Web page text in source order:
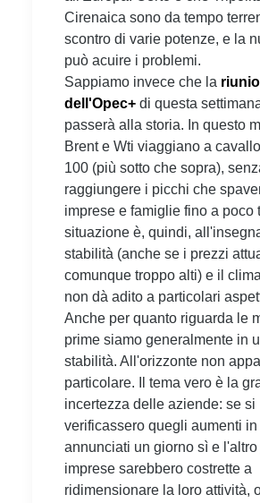
Cirenaica sono da tempo
scontro di varie potenze, e la
può acuire i problemi.
Sappiamo invece che la
dell'Opec+ di questa
passerà alla storia. In questo
Brent e Wti viaggiano a
100 (più sotto che sopra),
raggiungere i picchi che
imprese e famiglie fino a poco
situazione è, quindi,
stabilità (anche se i prezzi
comunque troppo alti) e il
non dà adito a particolari
Anche per quanto riguarda le
prime siamo generalmente in
stabilità. All'orizzonte non
particolare. Il tema vero è la
incertezza delle aziende: se si
verificassero quegli aumenti in
annunciati un giorno sì e
imprese sarebbero costrette a
ridimensionare la loro attività,